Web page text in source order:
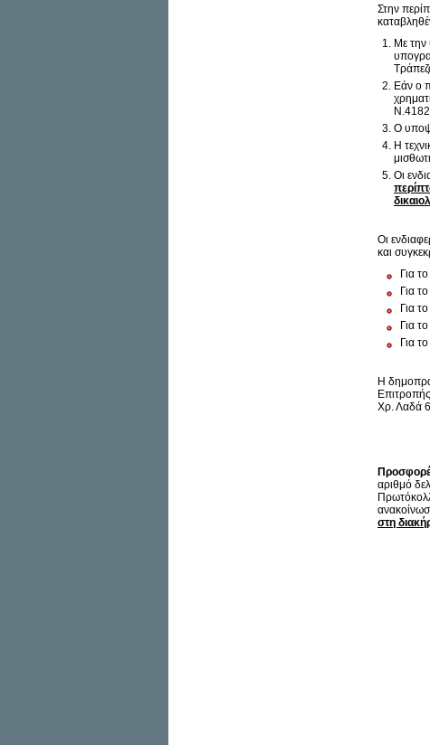
Στην
Με την
Εάν ο
Ο
Η
Οι
Οι
και
Για
Για
Για
Για
Για
Η
Χρ. Λαδά
αριθμό
στη